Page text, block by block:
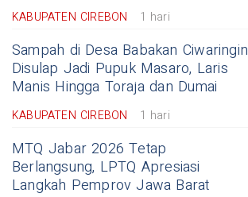
KABUPATEN CIREBON 1 hari
Sampah di Desa Babakan Ciwaringin
Disulap Jadi Pupuk Masaro, Laris
Manis Hingga Toraja dan Dumai
KABUPATEN CIREBON 1 hari
MTQ Jabar 2026 Tetap
Berlangsung, LPTQ Apresiasi
Langkah Pemprov Jawa Barat